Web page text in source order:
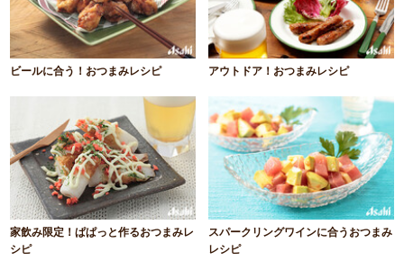
ビールに合う！おつまみレシピ アウトドア！おつまみレシピ
家飲み限定！ぱぱっと作るおつまみレ
シピ
スパークリングワインに合うおつまみ
レシピ